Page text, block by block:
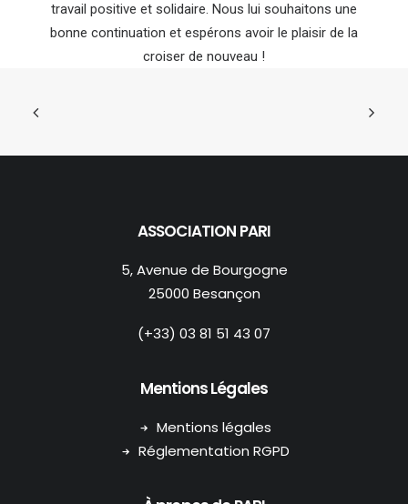
travail positive et solidaire. Nous lui souhaitons une
bonne continuation et espérons avoir le plaisir de la
croiser de nouveau !
ASSOCIATION PARI
5, Avenue de Bourgogne
25000 Besançon
(+33) 03 81 51 43 07
Mentions Légales
Mentions légales
Réglementation RGPD